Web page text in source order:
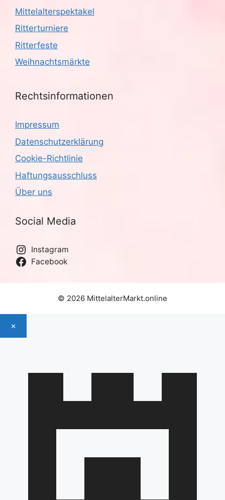
Mittelalterspektakel
Ritterturniere
Ritterfeste
Weihnachtsmärkte
Rechtsinformationen
Impressum
Datenschutzerklärung
Cookie-Richtlinie
Haftungsausschluss
Über uns
Social Media
Instagram
Facebook
© 2026 MittelalterMarkt.online
×